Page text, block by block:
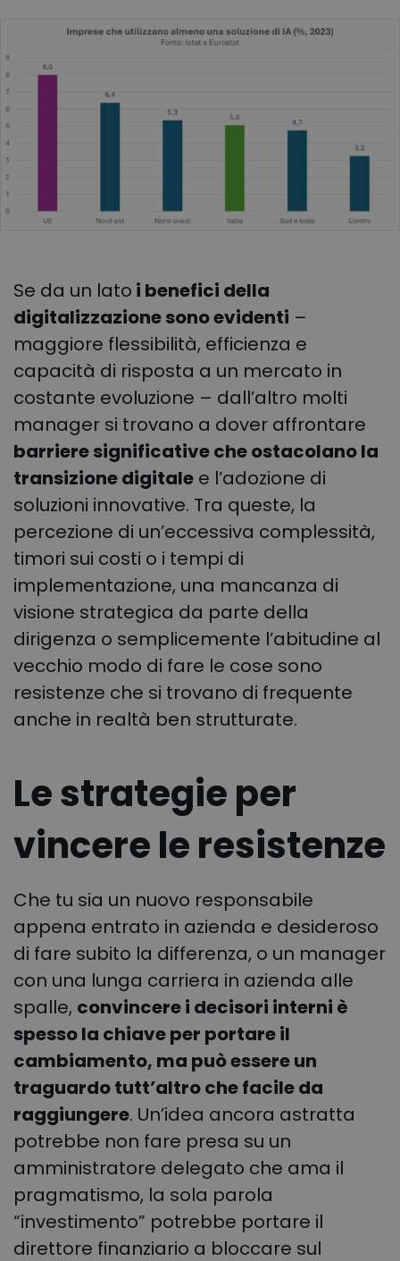
Se da un lato i benefici della
digitalizzazione sono evidenti –
maggiore flessibilità, efficienza e
capacità di risposta a un mercato in
costante evoluzione – dall’altro molti
manager si trovano a dover affrontare
barriere significative che ostacolano la
transizione digitale e l’adozione di
soluzioni innovative. Tra queste, la
percezione di un’eccessiva complessità,
timori sui costi o i tempi di
implementazione, una mancanza di
visione strategica da parte della
dirigenza o semplicemente l’abitudine al
vecchio modo di fare le cose sono
resistenze che si trovano di frequente
anche in realtà ben strutturate.
Le strategie per
vincere le resistenze
Che tu sia un nuovo responsabile
appena entrato in azienda e desideroso
di fare subito la differenza, o un manager
con una lunga carriera in azienda alle
spalle, convincere i decisori interni è
spesso la chiave per portare il
cambiamento, ma può essere un
traguardo tutt’altro che facile da
raggiungere. Un’idea ancora astratta
potrebbe non fare presa su un
amministratore delegato che ama il
pragmatismo, la sola parola
“investimento” potrebbe portare il
direttore finanziario a bloccare sul